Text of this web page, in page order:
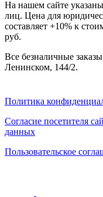
000
₽
от
₽
от
₽
На нашем сайте
лиц. Цена для
составляет +10% к
руб.
Все безналичные
Ленинском, 144/2.
Политика
Согласие посетителя
данных
Пользовательское